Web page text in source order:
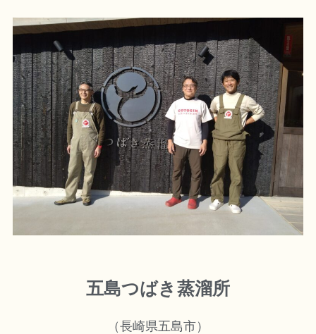
五島つばき蒸溜所
（長崎県五島市）